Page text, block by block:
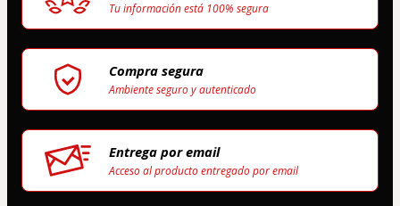
Tu información está 100% segura
Compra segura
Ambiente seguro y autenticado
Entrega por email
Acceso al producto entregado por email